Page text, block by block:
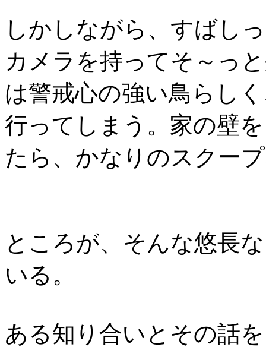
しかしながら、すばし
カメラを持ってそ～っ
は警戒心の強い鳥らし
行ってしまう。家の壁
たら、かなりのスクー
ところが、そんな悠長
いる。
ある知り合いとその話